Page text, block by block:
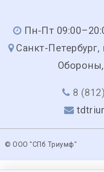
Пн-Пт
Санкт-
8
© ООО "СПб Триумф"